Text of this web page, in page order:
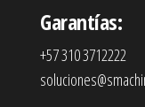
Garantías:
+57 310 3712222